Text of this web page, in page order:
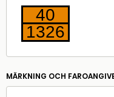
40
1326
MÄRKNING OCH